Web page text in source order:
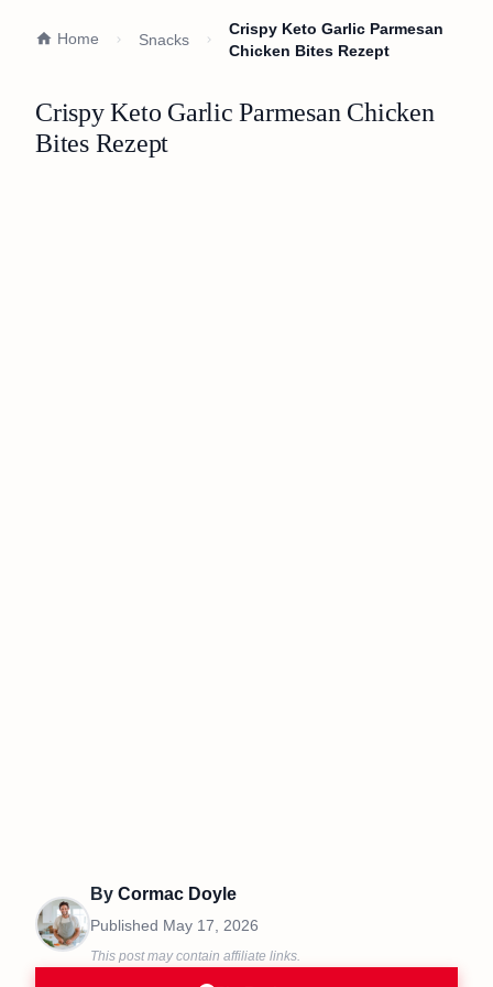
Home Snacks
Crispy Keto Garlic Parmesan
Chicken Bites Rezept
Crispy Keto Garlic Parmesan Chicken
Bites Rezept
By Cormac Doyle
Published May 17, 2026
This post may contain affiliate links.